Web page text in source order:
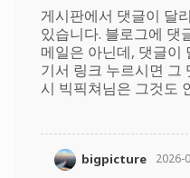
게시판에서 댓글이 달
있습니다. 블로그에 댓
메일은 아닌데, 댓글이
기서 링크 누르시면 그
시 빅픽쳐님은 그것도
bigpicture 2026-